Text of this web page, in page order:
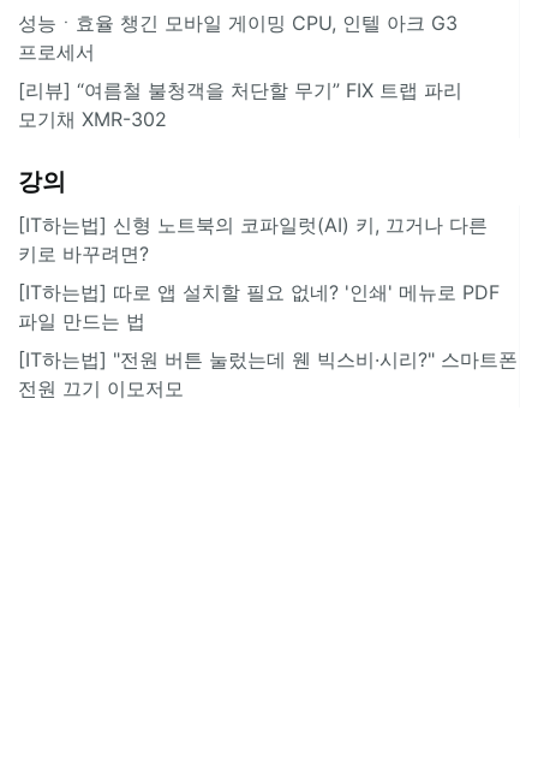
성능ㆍ효율 챙긴 모바일 게이밍 CPU, 인텔 아크 G3
프로세서
[리뷰] “여름철 불청객을 처단할 무기” FIX 트랩 파리
모기채 XMR-302
강의
[IT하는법] 신형 노트북의 코파일럿(AI) 키, 끄거나 다른
키로 바꾸려면?
[IT하는법] 따로 앱 설치할 필요 없네? '인쇄' 메뉴로 PDF
파일 만드는 법
[IT하는법] "전원 버튼 눌렀는데 웬 빅스비·시리?" 스마트폰
전원 끄기 이모저모